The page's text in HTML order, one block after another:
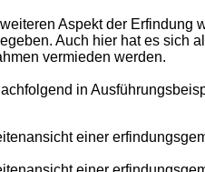
Aspekt der Erfindung
Auch hier hat es sich
vermieden werden.
in
einer